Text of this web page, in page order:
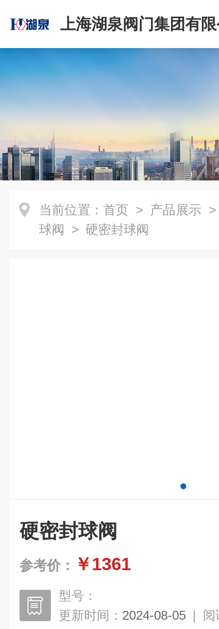
上海湖泉阀门集团有
当前位置： 首页 > 产品展示
球阀 > 硬密封球阀
硬密封球阀
参考价： ￥1361
型号：
更新时间： 2024-08-05 | 阅